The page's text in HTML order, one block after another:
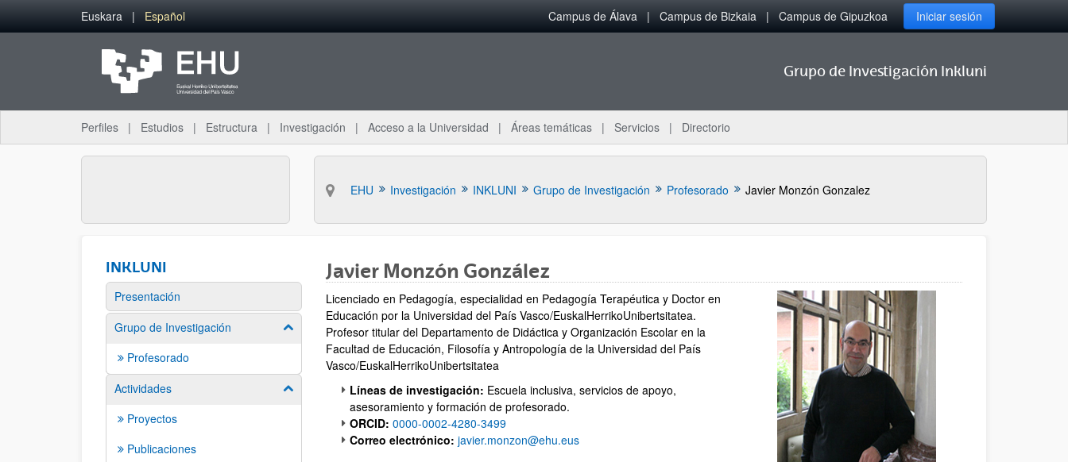
Saltar al contenido principal
Euskara Español Campus de Álava Campus de Bizkaia Campus de Gipuzkoa Iniciar sesión
Grupo de Investigación Inkluni
Perfiles Estudios Estructura Investigación Acceso a la Universidad Áreas temáticas Servicios Directorio
EHU Investigación INKLUNI Grupo de Investigación Profesorado Javier Monzón Gonzalez
INKLUNI
Presentación
Grupo de Investigación
Mostrar/ocultar subpáginas
Profesorado
Actividades
Mostrar/ocultar subpáginas
Proyectos
Publicaciones
Javier Monzón González
Licenciado en Pedagogía, especialidad en Pedagogía Terapéutica y Doctor en
Educación por la Universidad del País Vasco/EuskalHerrikoUnibertsitatea.
Profesor titular del Departamento de Didáctica y Organización Escolar en la
Facultad de Educación, Filosofía y Antropología de la Universidad del País
Vasco/EuskalHerrikoUnibertsitatea
Líneas de investigación: Escuela inclusiva, servicios de apoyo,
asesoramiento y formación de profesorado.
ORCID: 0000-0002-4280-3499
Correo electrónico: javier.monzon@ehu.eus